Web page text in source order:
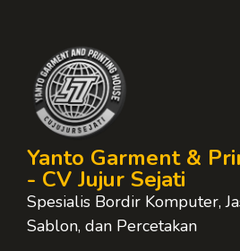
Yanto Garment &
- CV Jujur Sejati
Spesialis Bordir Komputer,
Sablon, dan Percetakan